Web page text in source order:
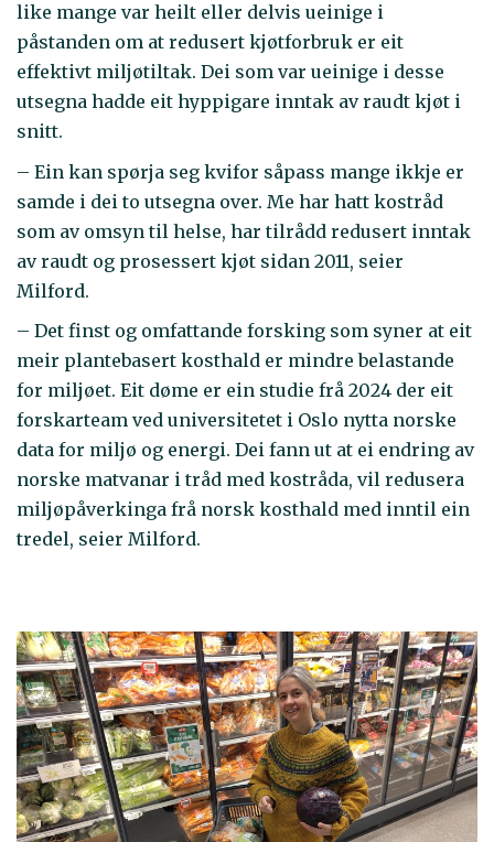
like mange var heilt eller delvis ueinige i
påstanden om at redusert kjøtforbruk er eit
effektivt miljøtiltak. Dei som var ueinige i desse
utsegna hadde eit hyppigare inntak av raudt kjøt i
snitt.
– Ein kan spørja seg kvifor såpass mange ikkje er
samde i dei to utsegna over. Me har hatt kostråd
som av omsyn til helse, har tilrådd redusert inntak
av raudt og prosessert kjøt sidan 2011, seier
Milford.
– Det finst og omfattande forsking som syner at eit
meir plantebasert kosthald er mindre belastande
for miljøet. Eit døme er ein studie frå 2024 der eit
forskarteam ved universitetet i Oslo nytta norske
data for miljø og energi. Dei fann ut at ei endring av
norske matvanar i tråd med kostråda, vil redusera
miljøpåverkinga frå norsk kosthald med inntil ein
tredel, seier Milford.